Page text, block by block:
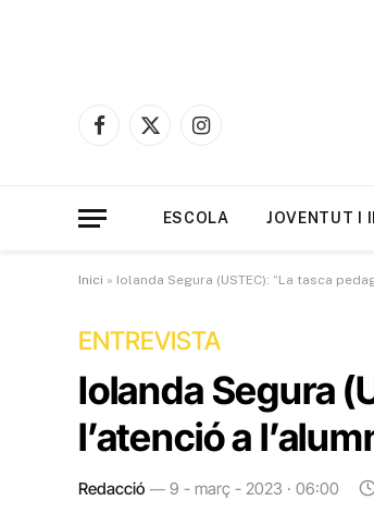
Facebook
X
Instagram
ESCOLA JOVENTUT I
Inici » Iolanda Segura (USTEC): “La tasca
ENTREVISTA
Iolanda Segura
l’atenció a
Redacció 9 - març - 2023 · 06:00